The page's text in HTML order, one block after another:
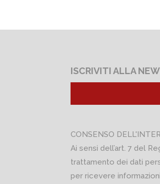
ISCRIVITI ALLA
CONSENSO
Ai sensi dell’art. 7 del
trattamento dei dati
per ricevere